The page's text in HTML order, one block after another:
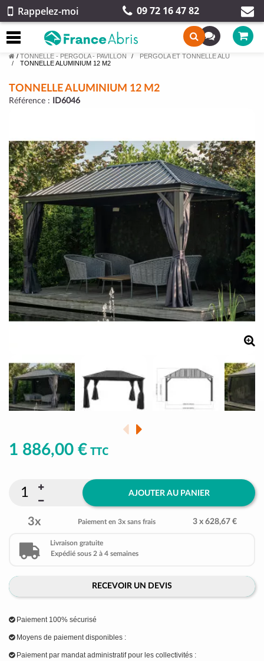
Rappelez-moi 09 72 16 47 82
/ TONNELLE - PERGOLA - PAVILLON
PERGOLA ET TONNELLE ALU
TONNELLE ALUMINIUM 12 M2
TONNELLE ALUMINIUM 12 M2
Référence : ID6046
1 886,00 € TTC
AJOUTER AU PANIER
3x Paiement en 3x sans frais 3 x 628,67 €
Livraison gratuite
Expédié sous 2 à 4 semaines
RECEVOIR UN DEVIS
Paiement 100% sécurisé
Moyens de paiement disponibles :
Paiement par mandat administratif pour les collectivités :